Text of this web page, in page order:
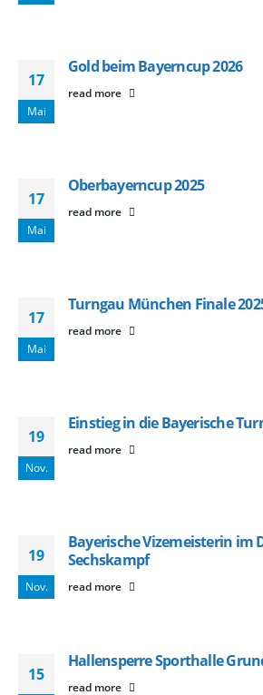
17
Mai
Gold beim Bayerncup 2026
read more
17
Mai
Oberbayerncup 2025
read more
17
Mai
Turngau München Finale
read more
19
Nov.
Einstieg in die Bayerische
read more
19
Nov.
Bayerische Vizemeisterin im
Sechskampf
read more
15
Hallensperre Sporthalle
read more